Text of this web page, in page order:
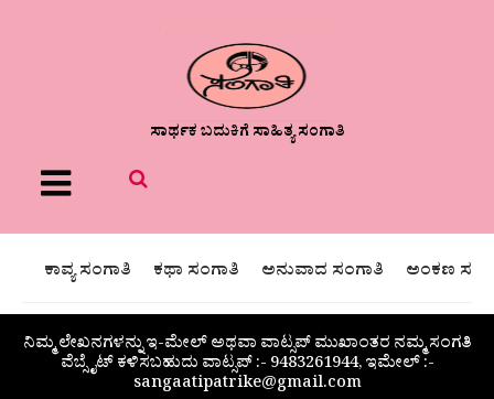
ಸಾರ್ಥಕ ಬದುಕಿಗೆ ಸಾಹಿತ್ಯ ಸಂಗಾತಿ
Menu
ಕಾವ್ಯ ಸಂಗಾತಿ ಕಥಾ ಸಂಗಾತಿ ಅನುವಾದ ಸಂಗಾತಿ ಅಂಕಣ
ನಿಮ್ಮ ಲೇಖನಗಳನ್ನು ಇ-ಮೇಲ್ ಅಥವಾ ವಾಟ್ಸಪ್ ಮುಖಾಂತರ ನಮ್ಮ ಸಂಗತಿ
ವೆಬ್ಸೈಟ್ ಕಳಿಸಬಹುದು ವಾಟ್ಸಪ್‌ :- 9483261944, ಇಮೇಲ್ :-
sangaatipatrike@gmail.com